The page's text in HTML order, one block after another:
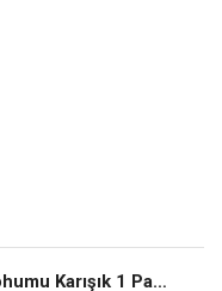
Hercai Menekşe Çiçeği Çiçek Tohumu Karışık 1 Paket